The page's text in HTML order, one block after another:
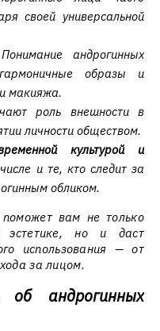
своей универсальной
Понимание андрогинных
образы и
макияжа.
роль внешности в
личности обществом.
культурой и
и те, кто следит за
обликом.
вам не только
эстетике, но и даст
использования — от
за лицом.
андрогинных